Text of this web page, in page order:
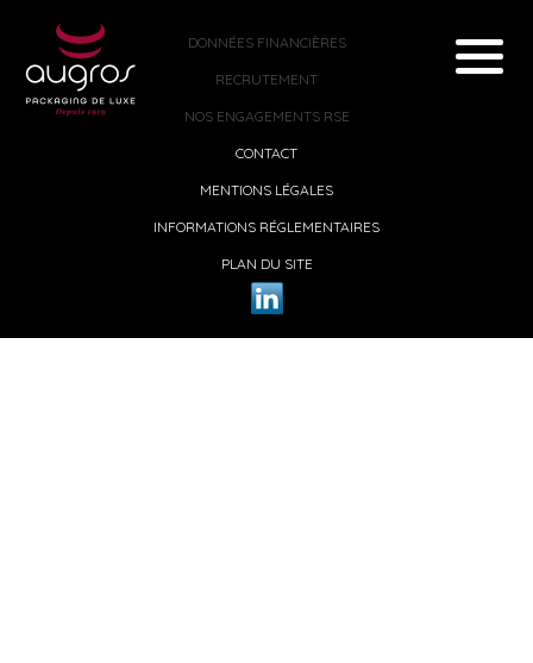
DONNÉES FINANCIÈRES
RECRUTEMENT
NOS ENGAGEMENTS RSE
CONTACT
MENTIONS LÉGALES
INFORMATIONS RÉGLEMENTAIRES
PLAN DU SITE